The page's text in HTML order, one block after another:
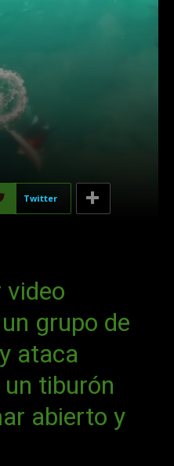
Twitter
video
grupo de
ataca
tiburón
abierto y